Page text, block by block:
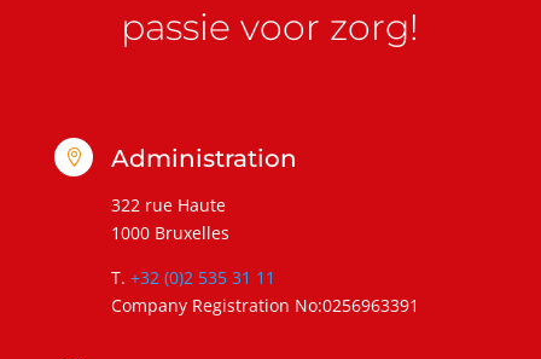
passie voor zorg!
 Administration
322 rue Haute
1000 Bruxelles
T. +32 (0)2 535 31 11
Company Registration No:0256963391